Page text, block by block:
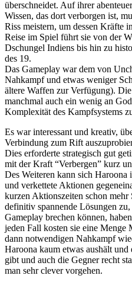
überschneidet. Auf ihrer
Wissen, das dort verborgen ist,
Riss meistern, um dessen Kräfte
Reise im Spiel führt sie von der
Dschungel Indiens bis hin zu
des 19.
Das Gameplay war dem von
Nahkampf und etwas weniger
ältere Waffen zur Verfügung).
manchmal auch ein wenig an
Komplexität des Kampfsystems
Es war interessant und kreativ,
Verbindung zum Rift
Dies erforderte strategisch gut
mit der Kraft “Verbergen” kurz
Des Weiteren kann sich Haroona
und verkettete Aktionen
kurzen Aktionszeiten schon
definitiv spannende Lösungen
Gameplay brechen können,
jeden Fall kosten sie eine Menge
dann notwendigen Nahkampf
Haroona kaum etwas aushält
gibt und auch die Gegner recht
man sehr clever vorgehen.